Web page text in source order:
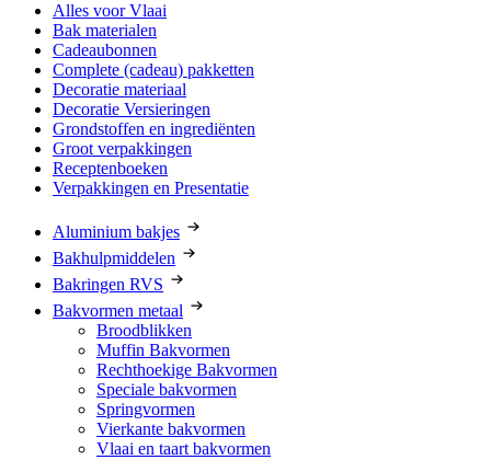
Alles voor Vlaai
Bak materialen
Cadeaubonnen
Complete (cadeau) pakketten
Decoratie materiaal
Decoratie Versieringen
Grondstoffen en ingrediënten
Groot verpakkingen
Receptenboeken
Verpakkingen en Presentatie
Aluminium bakjes
Bakhulpmiddelen
Bakringen RVS
Bakvormen metaal
Broodblikken
Muffin Bakvormen
Rechthoekige Bakvormen
Speciale bakvormen
Springvormen
Vierkante bakvormen
Vlaai en taart bakvormen